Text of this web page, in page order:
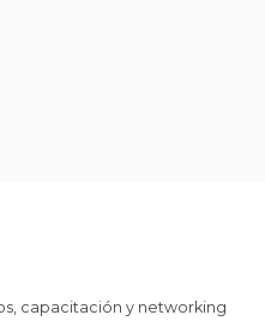
capacitación y networking